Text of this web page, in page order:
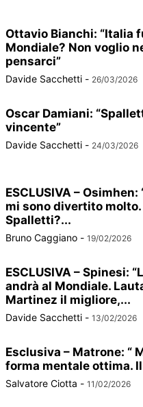
Ottavio Bianchi: “Italia
Mondiale? Non voglio
pensarci”
Davide Sacchetti - 26/03/2026
Oscar Damiani:
vincente”
Davide Sacchetti - 24/03/2026
ESCLUSIVA – Osimhen:
mi sono divertito
Spalletti?...
Bruno Caggiano - 19/02/2026
ESCLUSIVA – Spinesi:
andrà al Mondiale.
Martinez il migliore,...
Davide Sacchetti - 13/02/2026
Esclusiva – Matrone: “
forma mentale ottima. Il
Salvatore Ciotta - 11/02/2026